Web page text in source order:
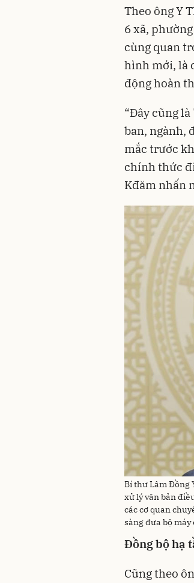
Theo ông Y
6 xã,
cùng quan
hình mới, là
động hoàn
“Đây cũng
ban, ngành,
mắc trước
chính thức
Kđăm nhấn
Bí thư Lâm Đồng
xử lý văn bản
các cơ quan
sàng đưa bộ
Đồng bộ hạ
Cũng theo